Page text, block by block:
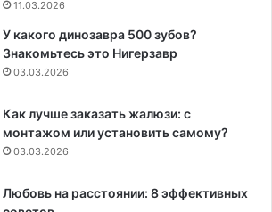
11.03.2026
У какого динозавра 500 зубов?
Знакомьтесь это Нигерзавр
03.03.2026
Как лучше заказать жалюзи: с
монтажом или установить самому?
03.03.2026
Любовь на расстоянии: 8 эффективных